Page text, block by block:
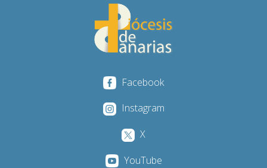
Facebook
Instagram
X
YouTube